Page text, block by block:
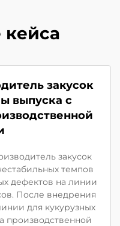
кейса
закусок
выпуска с
закусок
темпов
дефектов на линии
После внедрения
для кукурузных
производственной